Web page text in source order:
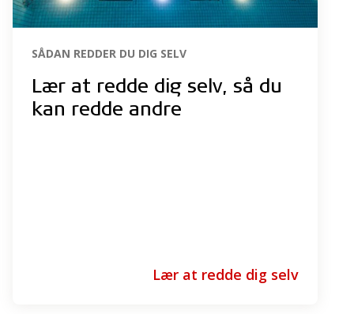
SÅDAN REDDER DU DIG SELV
Lær at redde dig selv, så du
kan redde andre
Lær at redde dig selv